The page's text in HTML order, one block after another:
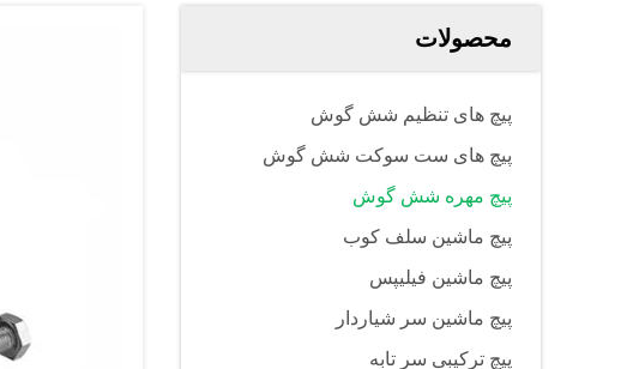
محصولات
پیچ های تنظیم شش گوش
پیچ های ست سوکت شش گوش
پیچ مهره شش گوش
پیچ ماشین سلف کوب
پیچ ماشین فیلیپس
پیچ ماشین سر شیاردار
پیچ ترکیبی سر تابه